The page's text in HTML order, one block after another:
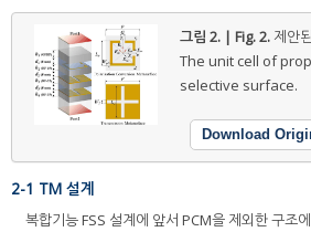
그림 2. | Fig. 2. 제안
The unit cell of
selective surface.
Download
2-1 TM 설계
복합기능 FSS 설계에 앞서 PCM을 제외한 구조